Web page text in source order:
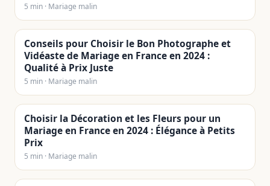
5 min · Mariage malin
Conseils pour Choisir le Bon Photographe et
Vidéaste de Mariage en France en 2024 :
Qualité à Prix Juste
5 min · Mariage malin
Choisir la Décoration et les Fleurs pour un
Mariage en France en 2024 : Élégance à Petits
Prix
5 min · Mariage malin